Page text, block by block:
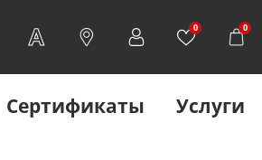
0 0
Сертификаты Услуги